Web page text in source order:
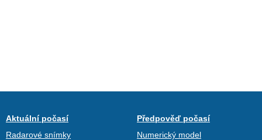
Aktuální počasí
Radarové snímky
Předpověď počasí
Numerický model